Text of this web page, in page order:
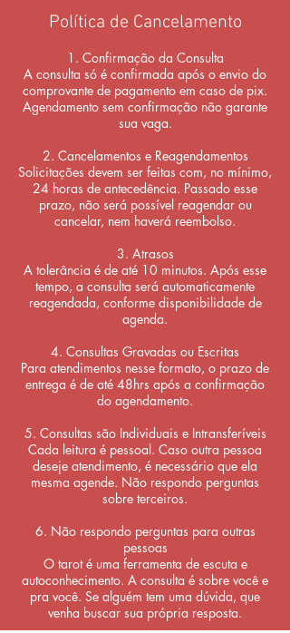
Política de Cancelamento
1. Confirmação da Consulta
A consulta só é confirmada após o envio do
comprovante de pagamento em caso de pix.
Agendamento sem confirmação não garante
sua vaga.
2. Cancelamentos e Reagendamentos
Solicitações devem ser feitas com, no mínimo,
24 horas de antecedência. Passado esse
prazo, não será possível reagendar ou
cancelar, nem haverá reembolso.
3. Atrasos
A tolerância é de até 10 minutos. Após esse
tempo, a consulta será automaticamente
reagendada, conforme disponibilidade de
agenda.
4. Consultas Gravadas ou Escritas
Para atendimentos nesse formato, o prazo de
entrega é de até 48hrs após a confirmação
do agendamento.
5. Consultas são Individuais e Intransferíveis
Cada leitura é pessoal. Caso outra pessoa
deseje atendimento, é necessário que ela
mesma agende. Não respondo perguntas
sobre terceiros.
6. Não respondo perguntas para outras
pessoas
O tarot é uma ferramenta de escuta e
autoconhecimento. A consulta é sobre você e
pra você. Se alguém tem uma dúvida, que
venha buscar sua própria resposta.